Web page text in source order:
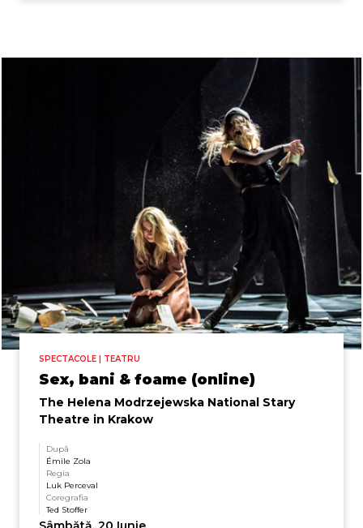
SPECTACOLE | TEATRU
Sex, bani & foame (online)
The Helena Modrzejewska National Stary
Theatre in Krakow
După
Émile Zola
Regia
Luk Perceval
Coregrafia
Ted Stoffer